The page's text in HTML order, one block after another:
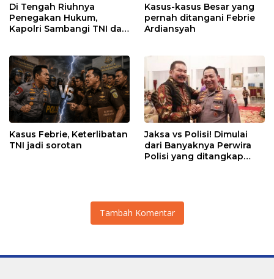
Di Tengah Riuhnya
Penegakan Hukum,
Kapolri Sambangi TNI dan
Kasus-kasus Besar yang
pernah ditangani Febrie
Ardiansyah
Kasus Febrie, Keterlibatan
TNI jadi sorotan
Jaksa vs Polisi! Dimulai
dari Banyaknya Perwira
Polisi yang ditangkap
Tambah Komentar